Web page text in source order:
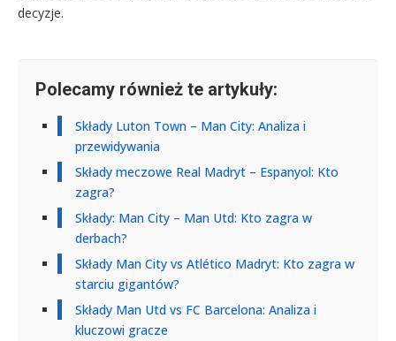
decyzje.
Polecamy również te artykuły:
Składy Luton Town – Man City: Analiza i
przewidywania
Składy meczowe Real Madryt – Espanyol: Kto
zagra?
Składy: Man City – Man Utd: Kto zagra w
derbach?
Składy Man City vs Atlético Madryt: Kto zagra w
starciu gigantów?
Składy Man Utd vs FC Barcelona: Analiza i
kluczowi gracze